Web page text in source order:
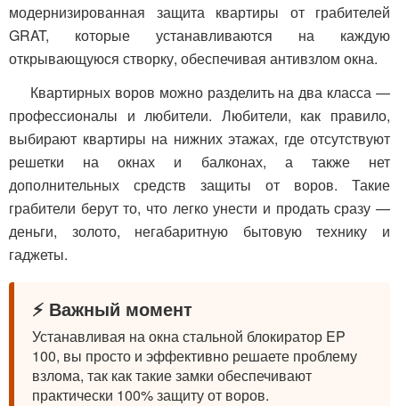
модернизированная защита квартиры от грабителей
GRAT, которые устанавливаются на каждую
открывающуюся створку, обеспечивая антивзлом окна.
Квартирных воров можно разделить на два класса —
профессионалы и любители. Любители, как правило,
выбирают квартиры на нижних этажах, где отсутствуют
решетки на окнах и балконах, а также нет
дополнительных средств защиты от воров. Такие
грабители берут то, что легко унести и продать сразу —
деньги, золото, негабаритную бытовую технику и
гаджеты.
⚡ Важный момент
Устанавливая на окна стальной блокиратор EP
100, вы просто и эффективно решаете проблему
взлома, так как такие замки обеспечивают
практически 100% защиту от воров.